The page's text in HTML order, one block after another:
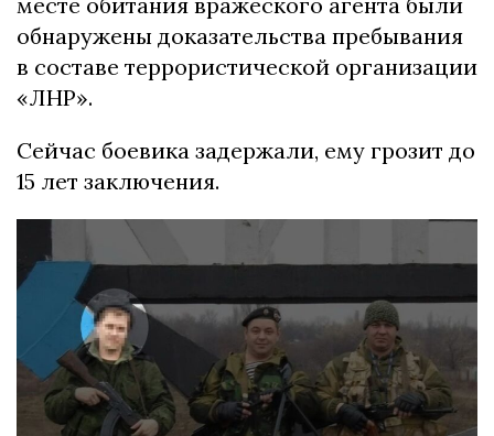
обнаружены доказательства пребывания
в составе террористической организации
«ЛНР».
Сейчас боевика задержали, ему грозит до
15 лет заключения.